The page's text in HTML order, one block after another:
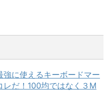
強に使えるキーボードマー
レだ！100均ではなく３M